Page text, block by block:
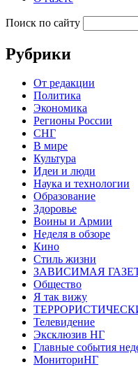
Поиск по сайту
Рубрики
От редакции
Политика
Экономика
Регионы России
СНГ
В мире
Культура
Идеи и люди
Наука и технологии
Образование
Здоровье
Воины и Армии
Неделя в обзоре
Кино
Стиль жизни
ЗАВИСИМАЯ
Общество
Я так вижу
Телевидение
Эксклюзив НГ
Главные события
МониториНГ